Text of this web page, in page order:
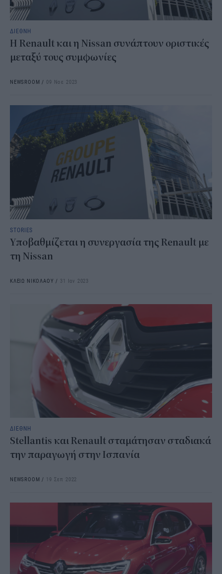
ΔΙΕΘΝΗ
Η Renault και η Nissan συνάπτουν οριστικές
μεταξύ τους συμφωνίες
NEWSROOM / 09 Νοε 2023
STORIES
Υποβαθμίζεται η συνεργασία της Renault με
τη Nissan
ΚΛΕΙΩ ΝΙΚΟΛΑΟΥ / 31 Ιαν 2023
ΔΙΕΘΝΗ
Stellantis και Renault σταμάτησαν σταδιακά
την παραγωγή στην Ισπανία
NEWSROOM / 19 Σεπ 2022